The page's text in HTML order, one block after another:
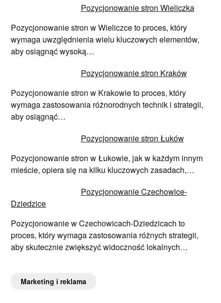
Pozycjonowanie stron Wieliczka
Pozycjonowanie stron w Wieliczce to proces, który
wymaga uwzględnienia wielu kluczowych elementów,
aby osiągnąć wysoką…
Pozycjonowanie stron Kraków
Pozycjonowanie stron w Krakowie to proces, który
wymaga zastosowania różnorodnych technik i strategii,
aby osiągnąć…
Pozycjonowanie stron Łuków
Pozycjonowanie stron w Łukowie, jak w każdym innym
mieście, opiera się na kilku kluczowych zasadach,…
Pozycjonowanie Czechowice-
Dziedzice
Pozycjonowanie w Czechowicach-Dziedzicach to
proces, który wymaga zastosowania różnych strategii,
aby skutecznie zwiększyć widoczność lokalnych…
Marketing i reklama